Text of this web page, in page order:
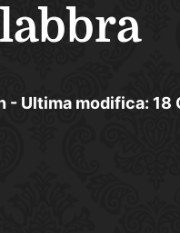
- Ultima modifica: 18